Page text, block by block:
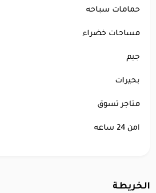
حمامات سباحه
مساحات خضراء
جيم
بحيرات
متاجر تسوق
امن 24 ساعه
الخريطة